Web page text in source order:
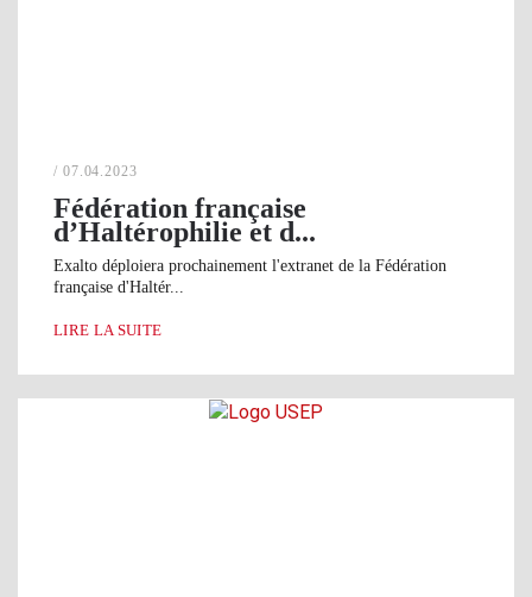
/ 07.04.2023
Fédération française
d’Haltérophilie et d...
Exalto déploiera prochainement l'extranet de la Fédération
française d'Haltér...
LIRE LA SUITE